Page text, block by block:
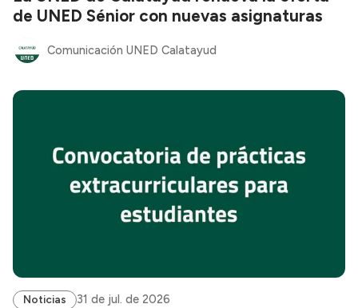
de UNED Sénior con nuevas asignaturas
Comunicación UNED Calatayud
Noticias 31 de jul. de 2026